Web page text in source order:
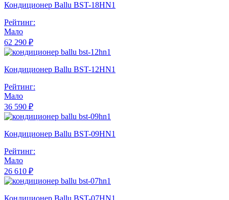
Кондиционер Ballu BST-18HN1
Рейтинг:
Мало
62 290 ₽
Кондиционер Ballu BST-12HN1
Рейтинг:
Мало
36 590 ₽
Кондиционер Ballu BST-09HN1
Рейтинг:
Мало
26 610 ₽